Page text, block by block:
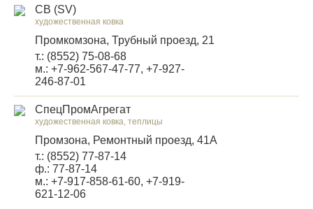
СВ (SV)
художественная ковка
Промкомзона, Трубный проезд, 21
т.: (8552) 75-08-68
м.: +7-962-567-47-77, +7-927-
246-87-01
СпецПромАгрегат
художественная ковка, теплицы
Промзона, Ремонтный проезд, 41А
т.: (8552) 77-87-14
ф.: 77-87-14
м.: +7-917-858-61-60, +7-919-
621-12-06